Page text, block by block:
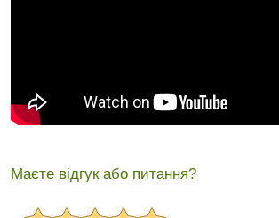
Маєте відгук або питання?